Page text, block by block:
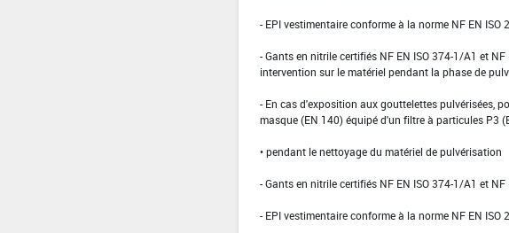
- EPI vestimentaire conforme à la norme NF EN ISO
- Gants en nitrile certifiés NF EN ISO 374-1/A1 et
intervention sur le matériel pendant la phase de
- En cas d'exposition aux gouttelettes pulvérisées,
masque (EN 140) équipé d'un filtre à particules P3
• pendant le nettoyage du matériel de pulvérisation
- Gants en nitrile certifiés NF EN ISO 374-1/A1 et
- EPI vestimentaire conforme à la norme NF EN ISO